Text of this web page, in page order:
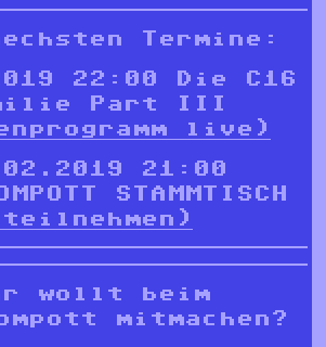
Termine:
22:00 Die C16
Part III
live)
21:00
STAMMTISCH
wollt beim
mitmachen?